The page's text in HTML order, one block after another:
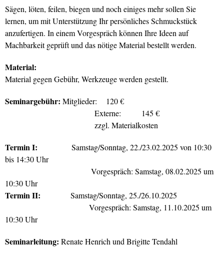
Sägen, löten, feilen, biegen und noch einiges mehr sollen Sie
lernen, um mit Unterstützung Ihr persönliches Schmuckstück
anzufertigen. In einem Vorgespräch können Ihre Ideen auf
Machbarkeit geprüft und das nötige Material bestellt werden.
Material:
Material gegen Gebühr, Werkzeuge werden gestellt.
Seminargebühr: Mitglieder: 120 €
Externe: 145 €
zzgl. Materialkosten
Termin I: Samstag/Sonntag, 22./23.02.2025 von 10:30
bis 14:30 Uhr
Vorgespräch: Samstag, 08.02.2025 um
10:30 Uhr
Termin II: Samstag/Sonntag, 25./26.10.2025
Vorgespräch: Samstag, 11.10.2025 um
10:30 Uhr
Seminarleitung: Renate Henrich und Brigitte Tendahl